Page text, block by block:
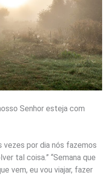
Senhor esteja com
vezes por dia nós fazemos
tal coisa.” “Semana que
vem, eu vou viajar, fazer